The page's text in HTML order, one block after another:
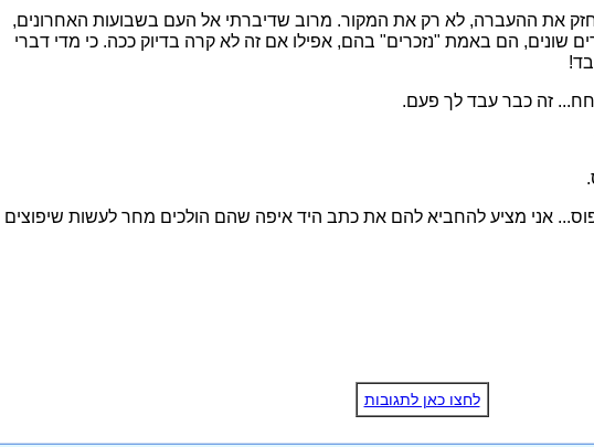
את ההעברה, לא רק את המקור. מרוב שדיברתי אל העם בשבועות האחרונים,
שונים, הם באמת "נזכרים" בהם, אפילו אם זה לא קרה בדיוק ככה. כי מדי דברי
זה כבר עבד לך פעם.
אני מציע להחביא להם את כתב היד איפה שהם הולכים מחר לעשות שיפוצים